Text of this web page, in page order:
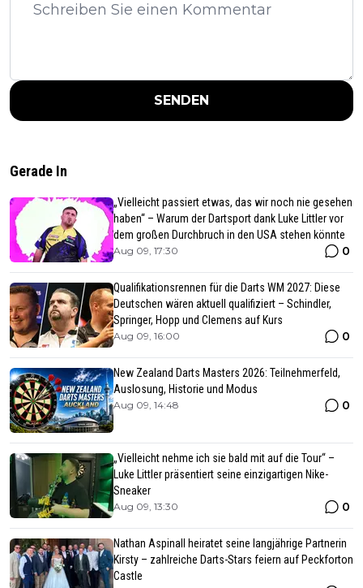
SENDEN
Gerade In
„Vielleicht passiert etwas, das wir noch nie gesehen
haben“ – Warum der Dartsport dank Luke Littler vor
dem großen Durchbruch in den USA stehen könnte
Aug 09, 17:30 0
Qualifikationsrennen für die Darts WM 2027: Diese
Deutschen wären aktuell qualifiziert – Schindler,
Springer, Hopp und Clemens auf Kurs
Aug 09, 16:00 0
New Zealand Darts Masters 2026: Teilnehmerfeld,
Auslosung, Historie und Modus
Aug 09, 14:48 0
„Vielleicht nehme ich sie bald mit auf die Tour“ –
Luke Littler präsentiert seine einzigartigen Nike-
Sneaker
Aug 09, 13:30 0
Nathan Aspinall heiratet seine langjährige Partnerin
Kirsty – zahlreiche Darts-Stars feiern auf Peckforton
Castle